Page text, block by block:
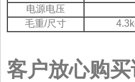
电源电压
毛重/尺寸
客户放心购买